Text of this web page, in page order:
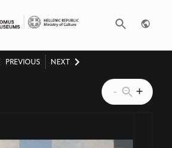
PREVIOUS NEXT
- +